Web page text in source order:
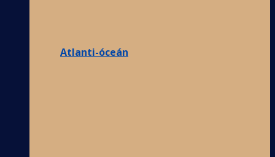
Atlanti-óceán